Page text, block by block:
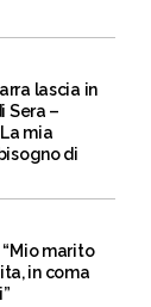
lascia in
Sera –
mia
di
“Mio marito
in coma